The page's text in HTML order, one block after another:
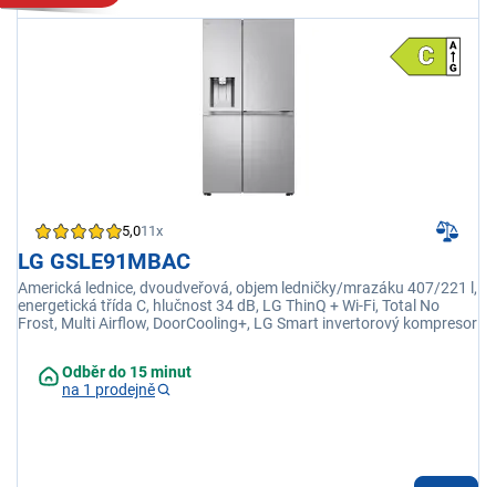
5,011x
LG GSLE91MBAC
Americká lednice, dvoudveřová, objem ledničky/mrazáku 407/221 l,
energetická třída C, hlučnost 34 dB, LG ThinQ + Wi-Fi, Total No
Frost, Multi Airflow, DoorCooling+, LG Smart invertorový kompresor
Odběr do 15 minut
na 1 prodejně